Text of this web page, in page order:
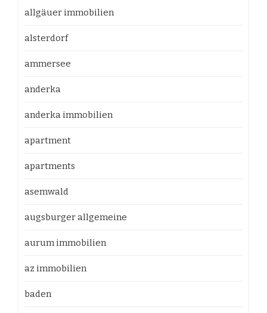
allgäuer immobilien
alsterdorf
ammersee
anderka
anderka immobilien
apartment
apartments
asemwald
augsburger allgemeine
aurum immobilien
az immobilien
baden